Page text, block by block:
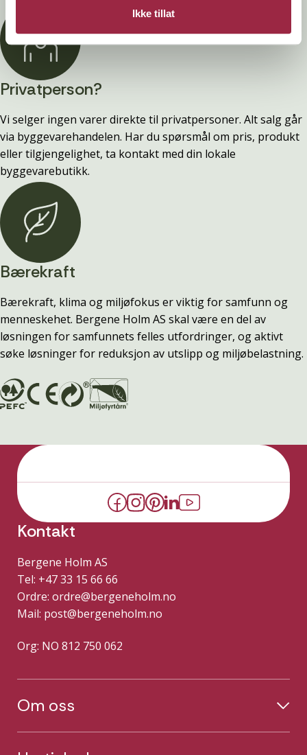
Ikke tillat
Privatperson?
Vi selger ingen varer direkte til privatpersoner. Alt salg går
via byggevarehandelen. Har du spørsmål om pris, produkt
eller tilgjengelighet, ta kontakt med din lokale
byggevarebutikk.
Bærekraft
Bærekraft, klima og miljøfokus er viktig for samfunn og
menneskehet. Bergene Holm AS skal være en del av
løsningen for samfunnets felles utfordringer, og aktivt
søke løsninger for reduksjon av utslipp og miljøbelastning.
Kontakt
Bergene Holm AS
Tel: +47 33 15 66 66
Ordre: ordre@bergeneholm.no
Mail: post@bergeneholm.no
Org: NO 812 750 062
Om oss